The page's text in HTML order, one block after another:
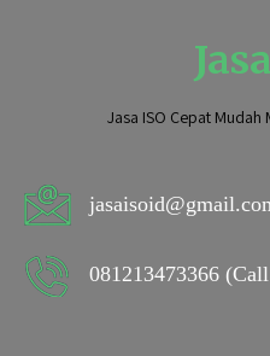
Jasa
Jasa ISO Cepat Mudah
081213473366